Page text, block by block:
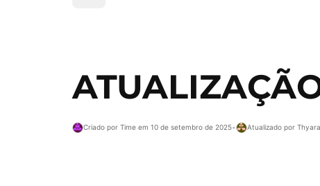
Criado por Time em 10 de setembro de 2025• Atualizado por